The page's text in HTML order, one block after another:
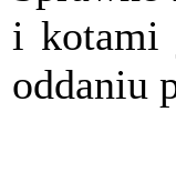
i kotami
oddaniu